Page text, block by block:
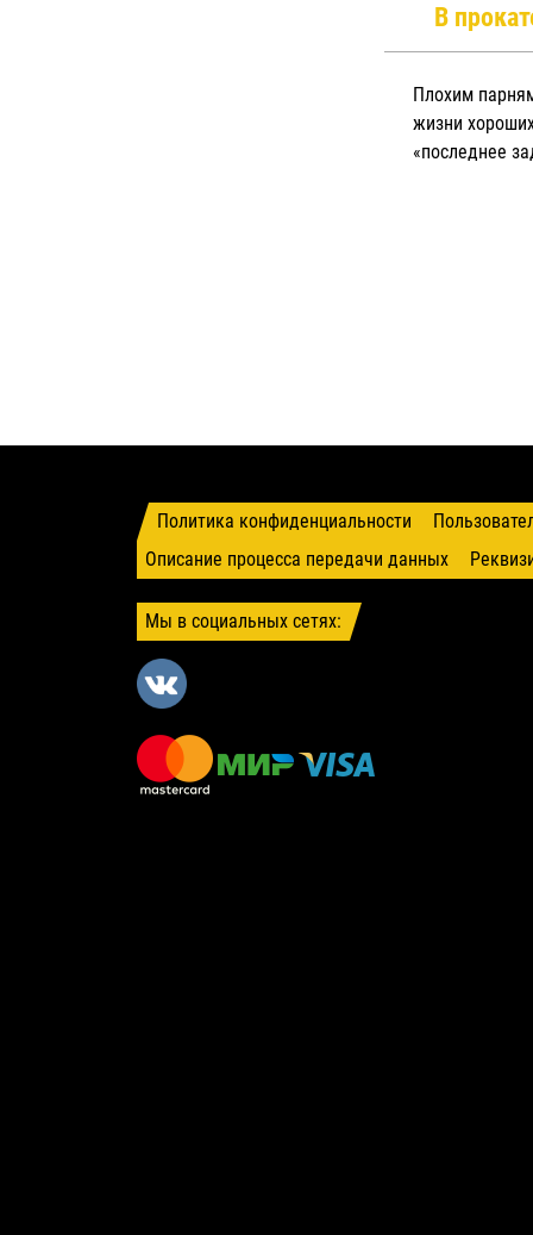
В
Плохим
жизни
«последнее
Политика конфиденциальности
Описание процесса передачи данных
Мы в социальных сетях: